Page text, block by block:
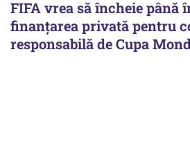
FIFA vrea să încheie până
finanțarea privată pentru
responsabilă de Cupa